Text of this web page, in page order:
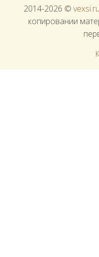
2014-2026 © vexsi.ru
копировании